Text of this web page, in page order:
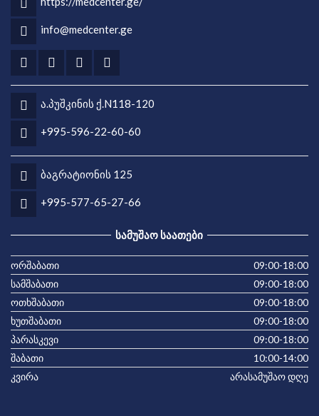
info@medcenter.ge
ა.პუშკინის ქ.N118-120
+995-596-22-60-60
ბაგრატიონის 125
+995-577-65-27-66
ᲡᲐᲛᲣᲨᲐᲝ ᲡᲐᲐᲗᲔᲑᲘ
ორშაბათი
09:00-18:00
სამშაბათი
09:00-18:00
ოთხშაბათი
09:00-18:00
ხუთშაბათი
09:00-18:00
პარასკევი
09:00-18:00
შაბათი
10:00-14:00
კვირა
არასამუშაო დღე